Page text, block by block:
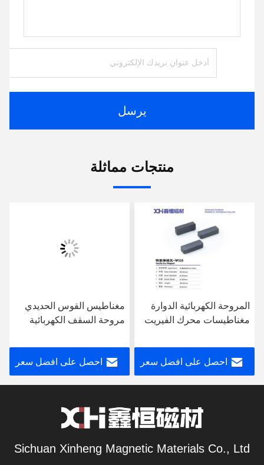
يرسل
منتجات مماثلة
المروحة الكهربائية الدوارة
مغناطيسات محرك الفيريت
احصل على افضل سعر
مغناطيس القوس الحديدي
مروحة السقف الكهربائية
W077
احصل على افضل سعر
Sichuan Xinheng Magnetic Materials Co., Ltd